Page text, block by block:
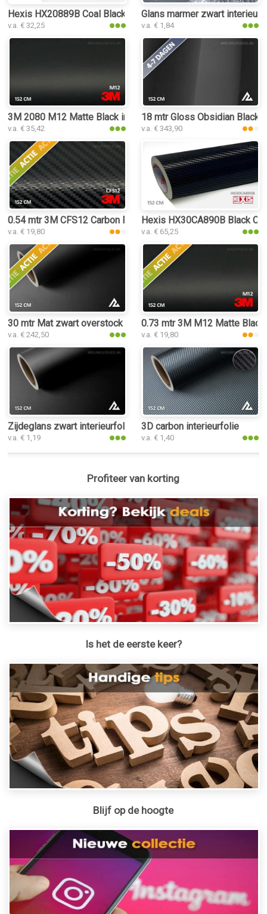
Hexis HX20889B Coal Black Gloss interieurfolie
v.a. € 32,25
Glans marmer zwart
v.a. € 1,84
3M 2080 M12 Matte Black interieurfolie
v.a. € 35,42
18 mtr Gloss Obsidian Black
v.a. € 343,90
0.54 mtr 3M CFS12 Carbon Fiber Black
v.a. € 19,80
Hexis HX30CA890B Black
v.a. € 65,25
30 mtr Mat zwart overstock
v.a. € 242,50
0.73 mtr 3M M12 Matte Black
v.a. € 19,80
Zijdeglans zwart interieurfolie
v.a. € 1,19
3D carbon interieurfolie
v.a. € 1,40
Profiteer van korting
Is het de eerste keer?
Blijf op de hoogte